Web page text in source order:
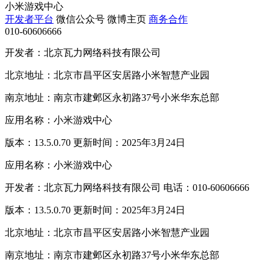
小米游戏中心
开发者平台 微信公众号 微博主页 商务合作
010-60606666
开发者：北京瓦力网络科技有限公司
北京地址：北京市昌平区安居路小米智慧产业园
南京地址：南京市建邺区永初路37号小米华东总部
应用名称：小米游戏中心
版本：13.5.0.70 更新时间：2025年3月24日
应用名称：小米游戏中心
开发者：北京瓦力网络科技有限公司 电话：010-60606666
版本：13.5.0.70 更新时间：2025年3月24日
北京地址：北京市昌平区安居路小米智慧产业园
南京地址：南京市建邺区永初路37号小米华东总部